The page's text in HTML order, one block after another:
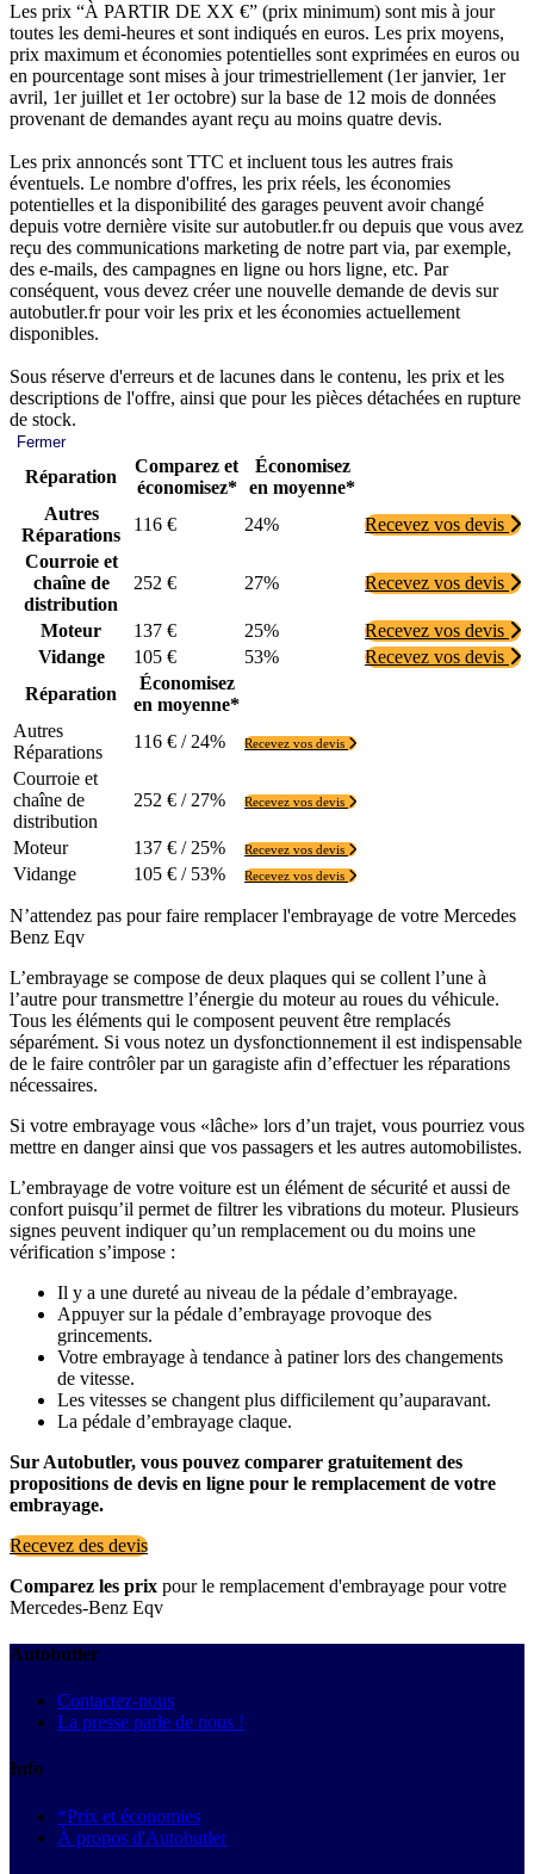
Les prix “À PARTIR DE XX €” (prix minimum) sont mis à jour
toutes les demi-heures et sont indiqués en euros. Les prix moyens,
prix maximum et économies potentielles sont exprimées en euros ou
en pourcentage sont mises à jour trimestriellement (1er janvier, 1er
avril, 1er juillet et 1er octobre) sur la base de 12 mois de données
provenant de demandes ayant reçu au moins quatre devis.
Les prix annoncés sont TTC et incluent tous les autres frais
éventuels. Le nombre d'offres, les prix réels, les économies
potentielles et la disponibilité des garages peuvent avoir changé
depuis votre dernière visite sur autobutler.fr ou depuis que vous avez
reçu des communications marketing de notre part via, par exemple,
des e-mails, des campagnes en ligne ou hors ligne, etc. Par
conséquent, vous devez créer une nouvelle demande de devis sur
autobutler.fr pour voir les prix et les économies actuellement
disponibles.
Sous réserve d'erreurs et de lacunes dans le contenu, les prix et les
descriptions de l'offre, ainsi que pour les pièces détachées en rupture
de stock.
Fermer
Réparation
Comparez et
économisez*
Économisez
en moyenne*
Autres
Réparations
116 € 24%
Recevez vos devis
Courroie et
chaîne de
distribution
252 € 27% Recevez vos devis
Moteur 137 € 25%
Recevez vos devis
Vidange
105 € 53%
Recevez vos devis
Réparation
Économisez
en moyenne*
Autres
Réparations
116 € / 24% Recevez vos devis
Courroie et
chaîne de
distribution
252 € / 27% Recevez vos devis
Moteur 137 € / 25% Recevez vos devis
Vidange 105 € / 53% Recevez vos devis
N’attendez pas pour faire remplacer l'embrayage de votre Mercedes
Benz Eqv
L’embrayage se compose de deux plaques qui se collent l’une à
l’autre pour transmettre l’énergie du moteur au roues du véhicule.
Tous les éléments qui le composent peuvent être remplacés
séparément. Si vous notez un dysfonctionnement il est indispensable
de le faire contrôler par un garagiste afin d’effectuer les réparations
nécessaires.
Si votre embrayage vous «lâche» lors d’un trajet, vous pourriez vous
mettre en danger ainsi que vos passagers et les autres automobilistes.
L’embrayage de votre voiture est un élément de sécurité et aussi de
confort puisqu’il permet de filtrer les vibrations du moteur. Plusieurs
signes peuvent indiquer qu’un remplacement ou du moins une
vérification s’impose :
Il y a une dureté au niveau de la pédale d’embrayage.
Appuyer sur la pédale d’embrayage provoque des
grincements.
Votre embrayage à tendance à patiner lors des changements
de vitesse.
Les vitesses se changent plus difficilement qu’auparavant.
La pédale d’embrayage claque.
Sur Autobutler, vous pouvez comparer gratuitement des
propositions de devis en ligne pour le remplacement de votre
embrayage.
Recevez des devis
Comparez les prix pour le remplacement d'embrayage pour votre
Mercedes-Benz Eqv
Autobutler
Contactez-nous
La presse parle de nous !
Info
*Prix et économies
À propos d'Autobutler